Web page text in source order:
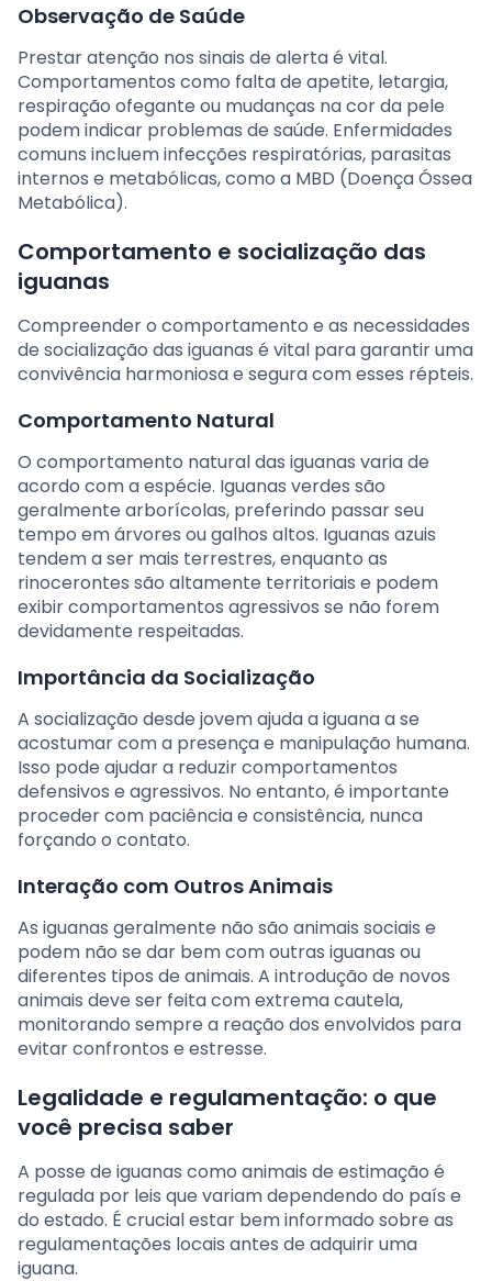
Observação de Saúde
Prestar atenção nos sinais de alerta é vital.
Comportamentos como falta de apetite, letargia,
respiração ofegante ou mudanças na cor da pele
podem indicar problemas de saúde. Enfermidades
comuns incluem infecções respiratórias, parasitas
internos e metabólicas, como a MBD (Doença Óssea
Metabólica).
Comportamento e socialização das
iguanas
Compreender o comportamento e as necessidades
de socialização das iguanas é vital para garantir uma
convivência harmoniosa e segura com esses répteis.
Comportamento Natural
O comportamento natural das iguanas varia de
acordo com a espécie. Iguanas verdes são
geralmente arborícolas, preferindo passar seu
tempo em árvores ou galhos altos. Iguanas azuis
tendem a ser mais terrestres, enquanto as
rinocerontes são altamente territoriais e podem
exibir comportamentos agressivos se não forem
devidamente respeitadas.
Importância da Socialização
A socialização desde jovem ajuda a iguana a se
acostumar com a presença e manipulação humana.
Isso pode ajudar a reduzir comportamentos
defensivos e agressivos. No entanto, é importante
proceder com paciência e consistência, nunca
forçando o contato.
Interação com Outros Animais
As iguanas geralmente não são animais sociais e
podem não se dar bem com outras iguanas ou
diferentes tipos de animais. A introdução de novos
animais deve ser feita com extrema cautela,
monitorando sempre a reação dos envolvidos para
evitar confrontos e estresse.
Legalidade e regulamentação: o que
você precisa saber
A posse de iguanas como animais de estimação é
regulada por leis que variam dependendo do país e
do estado. É crucial estar bem informado sobre as
regulamentações locais antes de adquirir uma
iguana.